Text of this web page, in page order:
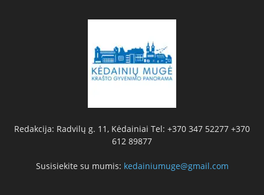
Redakcija: Radvilų g. 11, Kėdainiai Tel: +370 347 52277 +370
612 89877
Susisiekite su mumis: kedainiumuge@gmail.com